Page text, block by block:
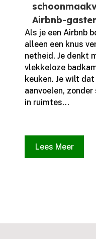
Airbnb-
Als je een Airbnb
alleen een knus
netheid.​ Je denkt
vlekkeloze
keuken.​ Je wilt
aanvoelen,
in ruimtes...
Lees Meer